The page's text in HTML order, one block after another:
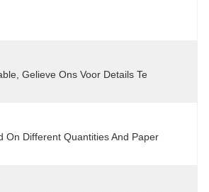
Gelieve Ons Voor Details Te
On Different Quantities And Paper